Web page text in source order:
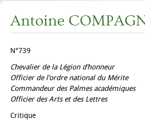
Antoine
N°739
Chevalier de la Légion d’honneur
Officier de l’ordre national du Mérite
Commandeur des Palmes académiques
Officier des Arts et des Lettres
Critique